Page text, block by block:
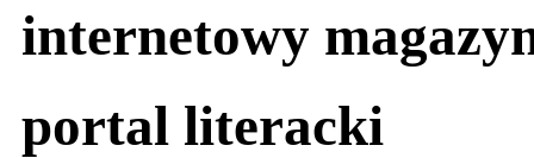
internetowy
portal literacki